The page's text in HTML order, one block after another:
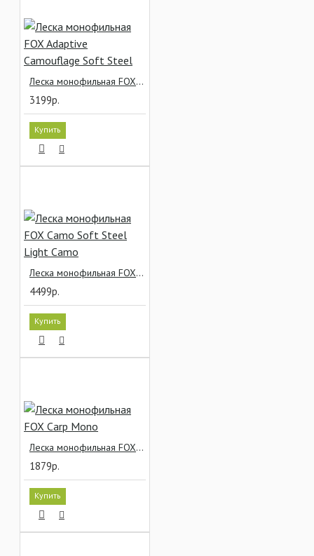
Леска монофильная FOX Adaptive Camouflage Soft Steel
3199р.
Купить
Леска монофильная FOX Camo Soft Steel Light Camo
4499р.
Купить
Леска монофильная FOX Carp Mono
1879р.
Купить